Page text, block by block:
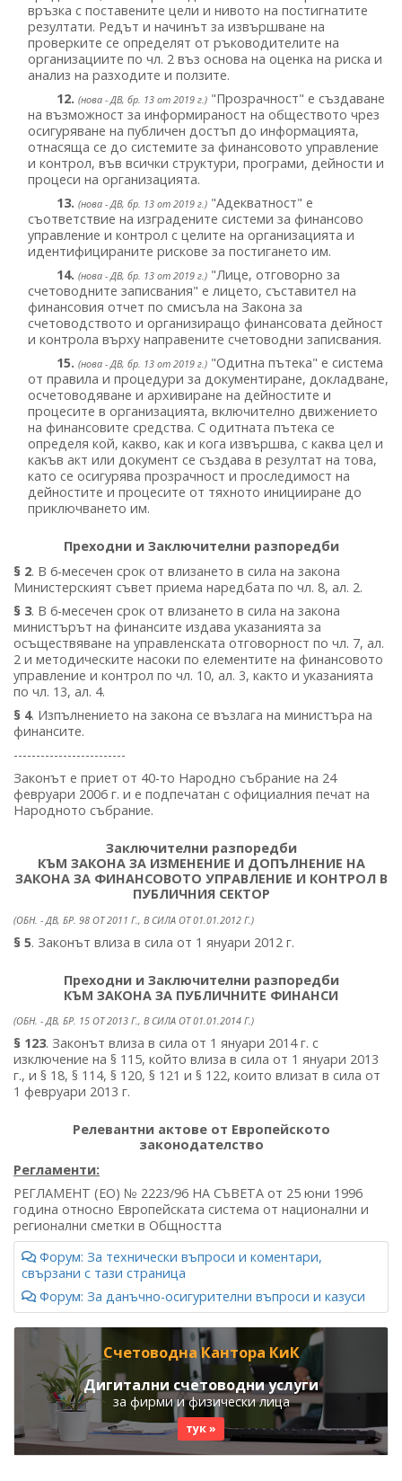
връзка с поставените цели и нивото на постигнатите
резултати. Редът и начинът за извършване на
проверките се определят от ръководителите на
организациите по чл. 2 въз основа на оценка на риска и
анализ на разходите и ползите.
12. (нова - ДВ, бр. 13 от 2019 г.) "Прозрачност" е създаване
на възможност за информираност на обществото чрез
осигуряване на публичен достъп до информацията,
отнасяща се до системите за финансовото управление
и контрол, във всички структури, програми, дейности и
процеси на организацията.
13. (нова - ДВ, бр. 13 от 2019 г.) "Адекватност" е
съответствие на изградените системи за финансово
управление и контрол с целите на организацията и
идентифицираните рискове за постигането им.
14. (нова - ДВ, бр. 13 от 2019 г.) "Лице, отговорно за
счетоводните записвания" е лицето, съставител на
финансовия отчет по смисъла на Закона за
счетоводството и организиращо финансовата дейност
и контрола върху направените счетоводни записвания.
15. (нова - ДВ, бр. 13 от 2019 г.) "Одитна пътека" е система
от правила и процедури за документиране, докладване,
осчетоводяване и архивиране на дейностите и
процесите в организацията, включително движението
на финансовите средства. С одитната пътека се
определя кой, какво, как и кога извършва, с каква цел и
какъв акт или документ се създава в резултат на това,
като се осигурява прозрачност и проследимост на
дейностите и процесите от тяхното иницииране до
приключването им.
Преходни и Заключителни разпоредби
§ 2. В 6-месечен срок от влизането в сила на закона
Министерският съвет приема наредбата по чл. 8, ал. 2.
§ 3. В 6-месечен срок от влизането в сила на закона
министърът на финансите издава указанията за
осъществяване на управленската отговорност по чл. 7, ал.
2 и методическите насоки по елементите на финансовото
управление и контрол по чл. 10, ал. 3, както и указанията
по чл. 13, ал. 4.
§ 4. Изпълнението на закона се възлага на министъра на
финансите.
-------------------------
Законът е приет от 40-то Народно събрание на 24
февруари 2006 г. и е подпечатан с официалния печат на
Народното събрание.
Заключителни разпоредби
КЪМ ЗАКОНА ЗА ИЗМЕНЕНИЕ И ДОПЪЛНЕНИЕ НА
ЗАКОНА ЗА ФИНАНСОВОТО УПРАВЛЕНИЕ И КОНТРОЛ В
ПУБЛИЧНИЯ СЕКТОР
(ОБН. - ДВ, БР. 98 ОТ 2011 Г., В СИЛА ОТ 01.01.2012 Г.)
§ 5. Законът влиза в сила от 1 януари 2012 г.
Преходни и Заключителни разпоредби
КЪМ ЗАКОНА ЗА ПУБЛИЧНИТЕ ФИНАНСИ
(ОБН. - ДВ, БР. 15 ОТ 2013 Г., В СИЛА ОТ 01.01.2014 Г.)
§ 123. Законът влиза в сила от 1 януари 2014 г. с
изключение на § 115, който влиза в сила от 1 януари 2013
г., и § 18, § 114, § 120, § 121 и § 122, които влизат в сила от
1 февруари 2013 г.
Релевантни актове от Европейското
законодателство
Регламенти:
РЕГЛАМЕНТ (ЕО) № 2223/96 НА СЪВЕТА от 25 юни 1996
година относно Европейската система от национални и
регионални сметки в Общността
Форум: За технически въпроси и коментари,
свързани с тази страница
Форум: За данъчно-осигурителни въпроси и казуси
Счетоводна Кантора КиК
Дигитални счетоводни услуги
за фирми и физически лица
тук »